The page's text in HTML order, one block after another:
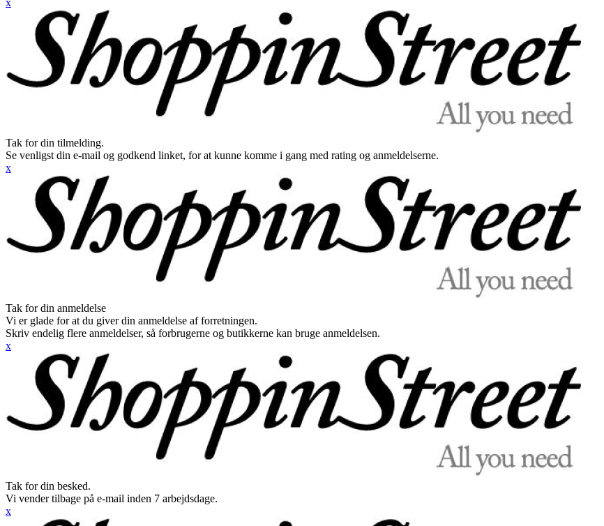
x
Tak for din tilmelding.
Se venligst din e-mail og godkend linket, for at kunne komme i gang med rating og anmeldelserne.
x
Tak for din anmeldelse
Vi er glade for at du giver din anmeldelse af forretningen.
Skriv endelig flere anmeldelser, så forbrugerne og butikkerne kan bruge anmeldelsen.
x
Tak for din besked.
Vi vender tilbage på e-mail inden 7 arbejdsdage.
x